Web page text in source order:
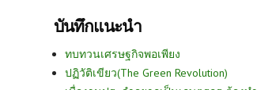
บันทึกแนะนำ
ทบทวนเศรษฐกิจพอเพียง
ปฏิวัติเขียว(The Green Revolution)